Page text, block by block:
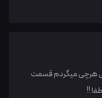
هرچی میگردم قسمت